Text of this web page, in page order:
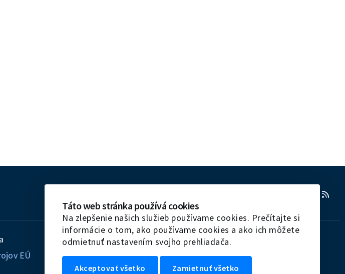
EÚ
Táto web stránka používá cookies
Na zlepšenie našich služieb používame cookies. Prečítajte si
informácie o tom, ako používame cookies a ako ich môžete
odmietnuť nastavením svojho prehliadača.
Akceptovať všetko Zamietnuť všetko